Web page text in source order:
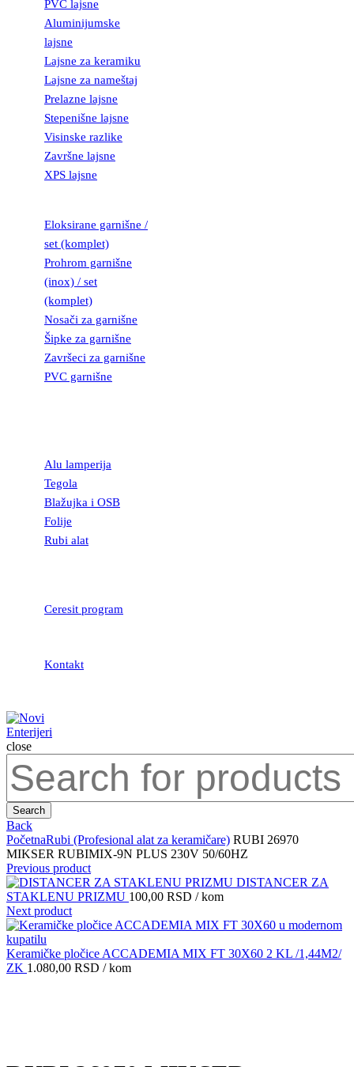
PVC lajsne
Aluminijumske
lajsne
Lajsne za keramiku
Lajsne za nameštaj
Prelazne lajsne
Stepenišne lajsne
Visinske razlike
Završne lajsne
XPS lajsne
Eloksirane garnišne /
set (komplet)
Prohrom garnišne
(inox) / set
(komplet)
Nosači za garnišne
Šipke za garnišne
Završeci za garnišne
PVC garnišne
Alu lamperija
Tegola
Blažujka i OSB
Folije
Rubi alat
Ceresit program
Kontakt
close
for:
Search
Back
PočetnaRubi (Profesional alat za keramičare) RUBI 26970
MIKSER RUBIMIX-9N PLUS 230V 50/60HZ
Previous product
DISTANCER ZA
STAKLENU PRIZMU 100,00 RSD / kom
Next product
Keramičke pločice ACCADEMIA MIX FT 30X60 2 KL /1,44M2/
ZK 1.080,00 RSD / kom